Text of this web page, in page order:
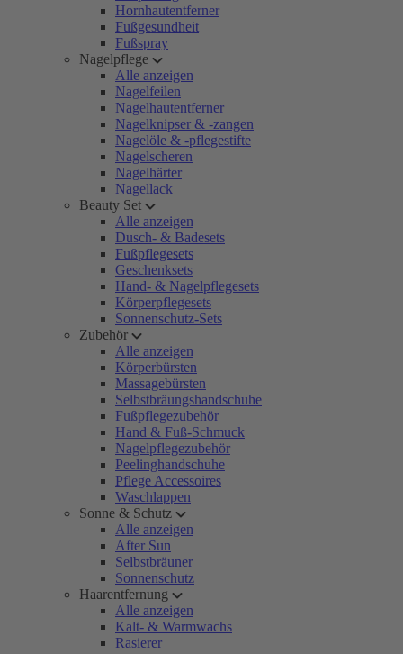
Hornhautentferner
Fußgesundheit
Fußspray
Nagelpflege
Alle anzeigen
Nagelfeilen
Nagelhautentferner
Nagelknipser & -zangen
Nagelöle & -pflegestifte
Nagelscheren
Nagelhärter
Nagellack
Beauty Set
Alle anzeigen
Dusch- & Badesets
Fußpflegesets
Geschenksets
Hand- & Nagelpflegesets
Körperpflegesets
Sonnenschutz-Sets
Zubehör
Alle anzeigen
Körperbürsten
Massagebürsten
Selbstbräungshandschuhe
Fußpflegezubehör
Hand & Fuß-Schmuck
Nagelpflegezubehör
Peelinghandschuhe
Pflege Accessoires
Waschlappen
Sonne & Schutz
Alle anzeigen
After Sun
Selbstbräuner
Sonnenschutz
Haarentfernung
Alle anzeigen
Kalt- & Warmwachs
Rasierer